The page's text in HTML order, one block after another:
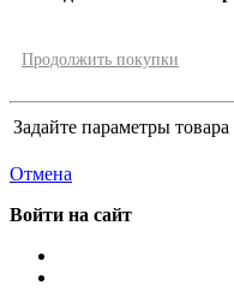
Продолжить покупки
Задайте параметры товара
Отмена
Войти на сайт